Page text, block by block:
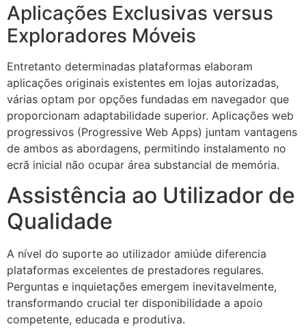
Aplicações Exclusivas versus
Exploradores Móveis
Entretanto determinadas plataformas elaboram
aplicações originais existentes em lojas autorizadas,
várias optam por opções fundadas em navegador que
proporcionam adaptabilidade superior. Aplicações web
progressivos (Progressive Web Apps) juntam vantagens
de ambos as abordagens, permitindo instalamento no
ecrã inicial não ocupar área substancial de memória.
Assistência ao Utilizador de
Qualidade
A nível do suporte ao utilizador amiúde diferencia
plataformas excelentes de prestadores regulares.
Perguntas e inquietações emergem inevitavelmente,
transformando crucial ter disponibilidade a apoio
competente, educada e produtiva.